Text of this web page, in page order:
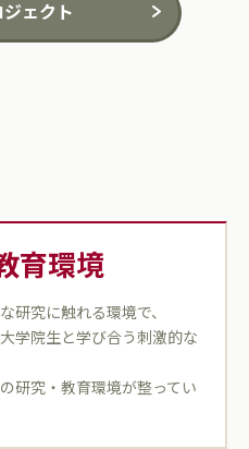
ェクト
育環境
研究に触れる環境で、
学院生と学び合う刺激的な
研究・教育環境が整ってい